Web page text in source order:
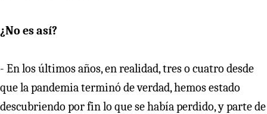
¿No es así?
- En los últimos años, en realidad, tres o cuatro desde
que la pandemia terminó de verdad, hemos estado
descubriendo por fin lo que se había perdido, y parte de